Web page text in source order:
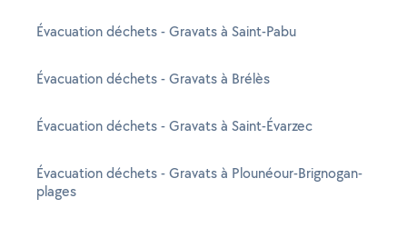
Évacuation déchets - Gravats à Saint-Pabu
Évacuation déchets - Gravats à Brélès
Évacuation déchets - Gravats à Saint-Évarzec
Évacuation déchets - Gravats à Plounéour-Brignogan-
plages